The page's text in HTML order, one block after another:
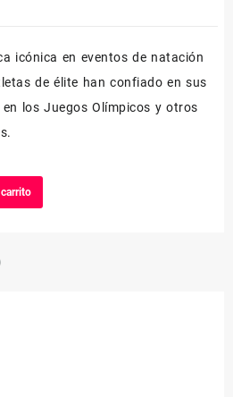
icónica en eventos de natación
de élite han confiado en sus
los Juegos Olímpicos y otros